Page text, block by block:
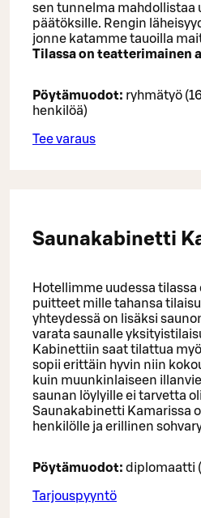
sen tunnelma mahdollistaa
päätöksille. Rengin
jonne katamme tauoilla
Tilassa on teatterimainen
Pöytämuodot: ryhmätyö
henkilöä)
Tee varaus
Saunakabinetti
Hotellimme uudessa
puitteet mille tahansa
yhteydessä on lisäksi
varata saunalle
Kabinettiin saat tilattua
sopii erittäin hyvin niin
kuin muunkinlaiseen
saunan löylyille ei tarvetta
Saunakabinetti Kamarissa
henkilölle ja erillinen
Pöytämuodot: diplomaatti
Tarjouspyyntö